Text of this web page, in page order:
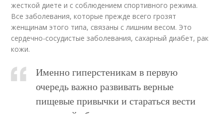
жесткой диете и с соблюдением спортивного режима.
Все заболевания, которые прежде всего грозят
женщинам этого типа, связаны с лишним весом. Это
сердечно-сосудистые заболевания, сахарный диабет, рак
кожи.
Именно гиперстеникам в первую
очередь важно развивать верные
пищевые привычки и стараться вести